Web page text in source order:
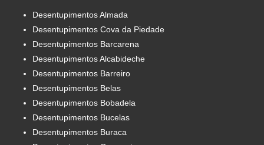
Desentupimentos Almada
Desentupimentos Cova da Piedade
Desentupimentos Barcarena
Desentupimentos Alcabideche
Desentupimentos Barreiro
Desentupimentos Belas
Desentupimentos Bobadela
Desentupimentos Bucelas
Desentupimentos Buraca